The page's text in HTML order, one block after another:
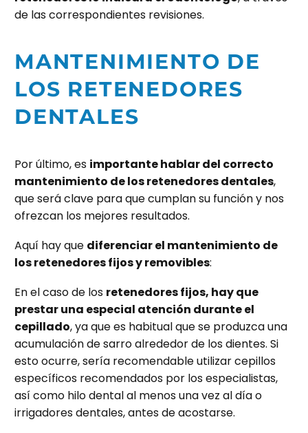
de las correspondientes revisiones.
MANTENIMIENTO DE
LOS RETENEDORES
DENTALES
Por último, es importante hablar del correcto
mantenimiento de los retenedores dentales,
que será clave para que cumplan su función y nos
ofrezcan los mejores resultados.
Aquí hay que diferenciar el mantenimiento de
los retenedores fijos y removibles:
En el caso de los retenedores fijos, hay que
prestar una especial atención durante el
cepillado, ya que es habitual que se produzca una
acumulación de sarro alrededor de los dientes. Si
esto ocurre, sería recomendable utilizar cepillos
específicos recomendados por los especialistas,
así como hilo dental al menos una vez al día o
irrigadores dentales, antes de acostarse.